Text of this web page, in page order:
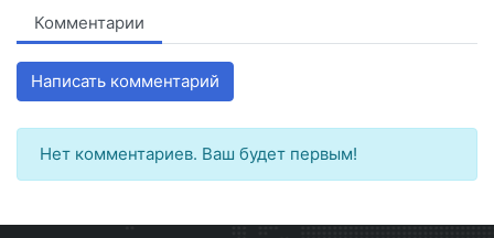
Комментарии
Написать комментарий
Нет комментариев. Ваш будет первым!